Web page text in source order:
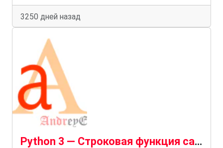
3250 дней назад
Python 3 — Строковая функция capitalize()